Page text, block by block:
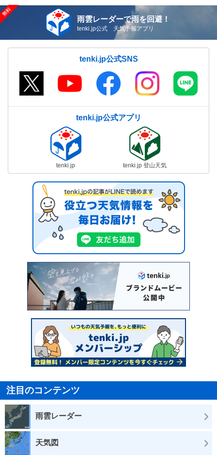
雨雲レーダーで雨を回避！
tenki.jp公式 天気予報アプリ
tenki.jp公式SNS
tenki.jp公式アプリ
tenki.jp tenki.jp 登山天気
注目のコンテンツ
雨雲レーダー
天気図